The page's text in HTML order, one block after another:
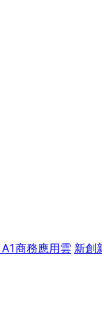
商務應用雲 新創